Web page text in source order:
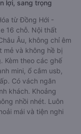
lợi, sang trọng
từ Đồng Hới -
16 chỗ. Nội thất
Âu, không chỉ êm
mẻ và không hề bị
Kèm theo các ghế
mini, ổ cắm usb,
Có vách ngăn
khách. Khoảng
nhồi nhét. Luôn
mái và tiện nghi